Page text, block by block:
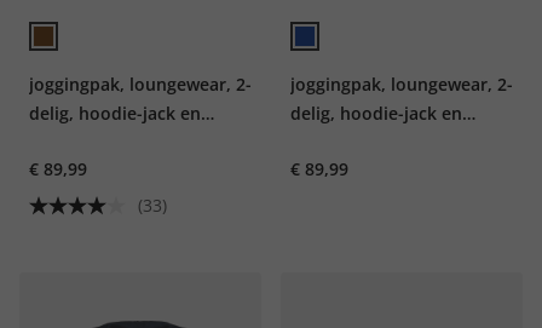
joggingpak, loungewear, 2-
delig, hoodie-jack en
€ 89,99
(33)
joggingpak, loungewear, 2-
delig, hoodie-jack en
€ 89,99